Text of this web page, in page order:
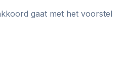
gaat met het voorstel